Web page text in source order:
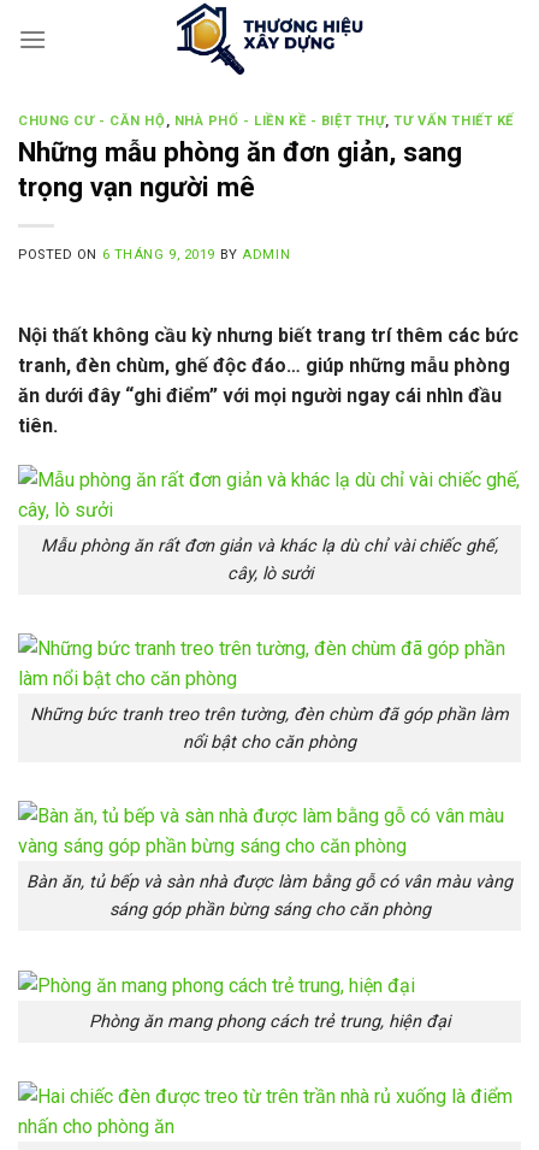
CHUNG CƯ - CĂN HỘ, NHÀ PHỐ - LIỀN KỀ - BIỆT THỰ,TƯ VẤN THIẾT KẾ
Những mẫu phòng ăn đơn giản, sang
trọng vạn người mê
POSTED ON 6 THÁNG 9, 2019 BY ADMIN
Nội thất không cầu kỳ nhưng biết trang trí thêm các bức
tranh, đèn chùm, ghế độc đáo… giúp những mẫu phòng
ăn dưới đây “ghi điểm” với mọi người ngay cái nhìn đầu
tiên.
Mẫu phòng ăn rất đơn giản và khác lạ dù chỉ vài chiếc ghế,
cây, lò sưởi
Những bức tranh treo trên tường, đèn chùm đã góp phần làm
nổi bật cho căn phòng
Bàn ăn, tủ bếp và sàn nhà được làm bằng gỗ có vân màu vàng
sáng góp phần bừng sáng cho căn phòng
Phòng ăn mang phong cách trẻ trung, hiện đại